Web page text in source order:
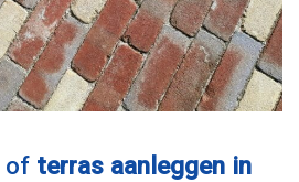
of terras aanleggen in